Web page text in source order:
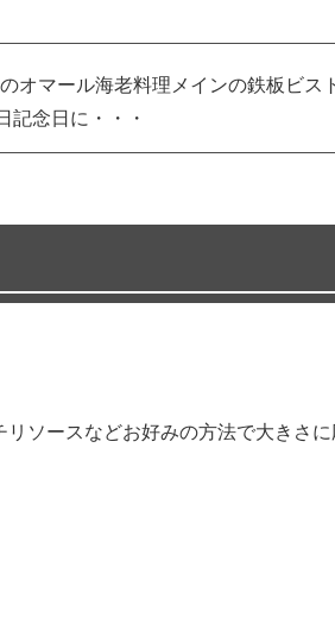
マール海老料理メインの鉄板ビス
念日に・・・
ソースなどお好みの方法で大きさ